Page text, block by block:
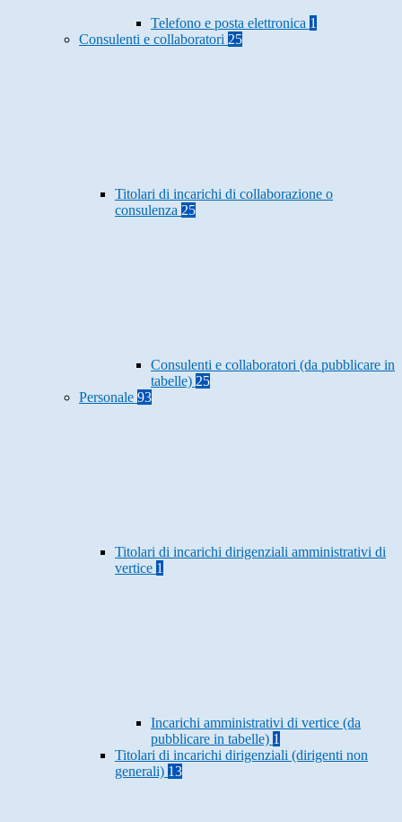
Telefono e posta elettronica 1
Consulenti e collaboratori 25
Titolari di incarichi di collaborazione o
consulenza 25
Consulenti e collaboratori (da pubblicare in
tabelle) 25
Personale 93
Titolari di incarichi dirigenziali amministrativi di
vertice 1
Incarichi amministrativi di vertice (da
pubblicare in tabelle) 1
Titolari di incarichi dirigenziali (dirigenti non
generali) 13